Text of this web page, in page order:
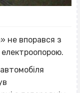
не впорався з